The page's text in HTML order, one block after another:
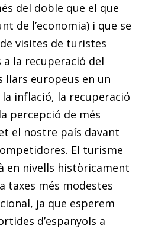
del doble que el que
de l’economia) i que se
visites de turistes
la recuperació del
llars europeus en un
inflació, la recuperació
percepció de més
el nostre país davant
El turisme
en nivells històricament
taxes més modestes
ja que esperem
d’espanyols a